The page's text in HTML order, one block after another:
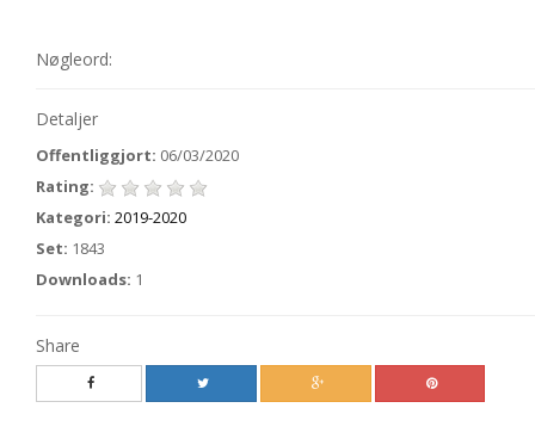
Nøgleord:
Detaljer
Offentliggjort: 06/03/2020
Rating:
Kategori: 2019-2020
Set: 1843
Downloads: 1
Share